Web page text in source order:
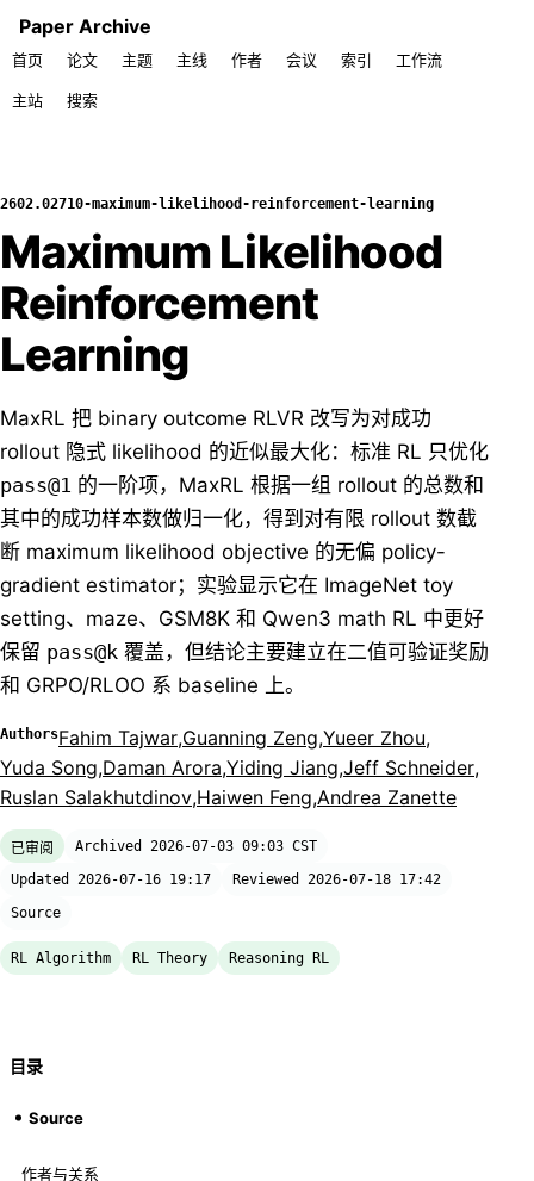
Paper Archive
首页 论文 主题 主线 作者 会议 索引 工作流
主站 搜索
2602.02710-maximum-likelihood-reinforcement-learning
Maximum Likelihood
Reinforcement
Learning
MaxRL 把 binary outcome RLVR 改写为对成功
rollout 隐式 likelihood 的近似最大化：标准 RL 只优化
pass@1 的一阶项，MaxRL 根据一组 rollout 的总数和
其中的成功样本数做归一化，得到对有限 rollout 数截
断 maximum likelihood objective 的无偏 policy-
gradient estimator；实验显示它在 ImageNet toy
setting、maze、GSM8K 和 Qwen3 math RL 中更好
保留 pass@k 覆盖，但结论主要建立在二值可验证奖励
和 GRPO/RLOO 系 baseline 上。
AuthorsFahim Tajwar,Guanning Zeng,Yueer Zhou,
Yuda Song,Daman Arora,Yiding Jiang,Jeff Schneider,
Ruslan Salakhutdinov,Haiwen Feng,Andrea Zanette
已审阅
Archived 2026-07-03 09:03 CST
Updated 2026-07-16 19:17
Reviewed 2026-07-18 17:42
Source
RL Algorithm RL Theory Reasoning RL
目录
Source
作者与关系